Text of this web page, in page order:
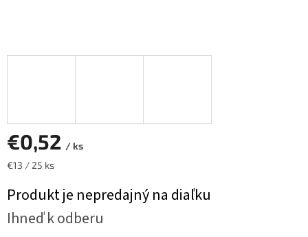
€0,52 / ks
Jednotková
€13 / 25 ks
Produkt je nepredajný na diaľku
Ihneď k odberu